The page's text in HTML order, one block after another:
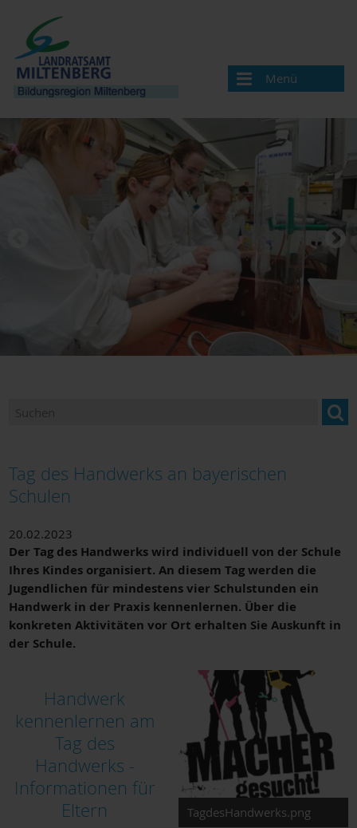
Menü
Bildungsregion
Aktuelles
Veranstaltungen / Termine
Veranstaltung melden
Bildungsregionen in Bayern
Angebote & Projekte
Bildungsangebote und Einrichtungen
Bildungsmonitoring
Tag des Handwerks an bayerischen
Schulen
20.02.2023
Der Tag des Handwerks wird individuell von der Schule
Ihres Kindes organisiert. An diesem Tag werden die
Jugendlichen für mindestens vier Schulstunden ein
Handwerk in der Praxis kennenlernen. Über die
konkreten Aktivitäten vor Ort erhalten Sie Auskunft in
der Schule.
TagdesHandwerks.png
Handwerk
kennenlernen am
Tag des
Handwerks -
Informationen für
Eltern